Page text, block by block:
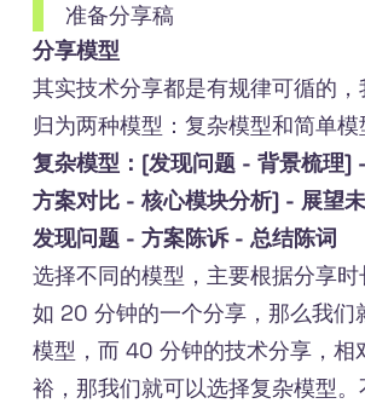
准备分享稿
分享模型
其实技术分享都是有规律可循的
归为两种模型：复杂模型和简单模
复杂模型：[发现问题 - 背景梳理]
方案对比 - 核心模块分析] - 展望
发现问题 - 方案陈诉 - 总结陈词
选择不同的模型，主要根据分享
如 20 分钟的一个分享，那么我们
模型，而 40 分钟的技术分享，相
裕，那我们就可以选择复杂模型